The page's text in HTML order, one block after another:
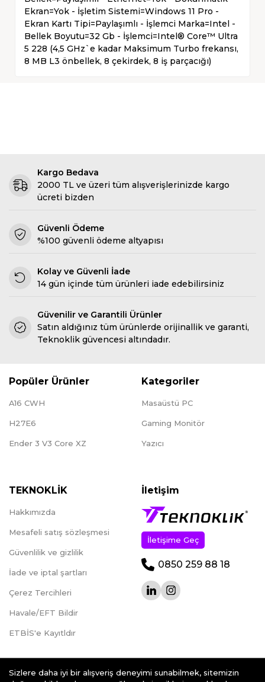
Ekran=Yok - İşletim Sistemi=Windows 11 Pro -
Ekran Kartı Tipi=Paylaşımlı - İşlemci Marka=Intel -
Bellek Boyutu=32 Gb - İşlemci=Intel® Core™ Ultra
5 228 (4,5 GHz`e kadar Maksimum Turbo frekansı,
8 MB L3 önbellek, 8 çekirdek, 8 iş parçacığı)
Kargo Bedava
2000 TL ve üzeri tüm alışverişlerinizde kargo
ücreti bizden
Güvenli Ödeme
%100 güvenli ödeme altyapısı
Kolay ve Güvenli İade
14 gün içinde tüm ürünleri iade edebilirsiniz
Güvenilir ve Garantili Ürünler
Satın aldığınız tüm ürünlerde orijinallik ve garanti,
Teknoklik güvencesi altındadır.
Popüler Ürünler
A16 CWH
H27E6
Ender 3 V3 Core XZ
Kategoriler
Masaüstü PC
Gaming Monitör
Yazıcı
TEKNOKLİK
Hakkımızda
Mesafeli satış sözleşmesi
Güvenlilik ve gizlilik
İade ve iptal şartları
Çerez Tercihleri
Havale/EFT Bildir
ETBİS'e Kayıtldır
İletişim
İletişime Geç
0850 259 88 18
Sizlere daha iyi bir alışveriş deneyimi sunabilmek, sitemizin